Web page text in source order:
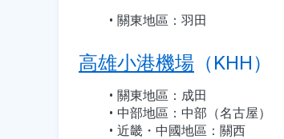
關東地區：羽田
高雄小港機場 （KHH）
關東地區：成田
中部地區：中部（名古屋）
近畿・中國地區：關西